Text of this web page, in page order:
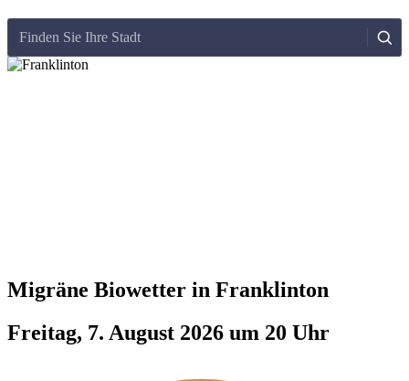
Finden Sie Ihre Stadt
Migräne Biowetter in Franklinton
Freitag, 7. August 2026 um 20 Uhr